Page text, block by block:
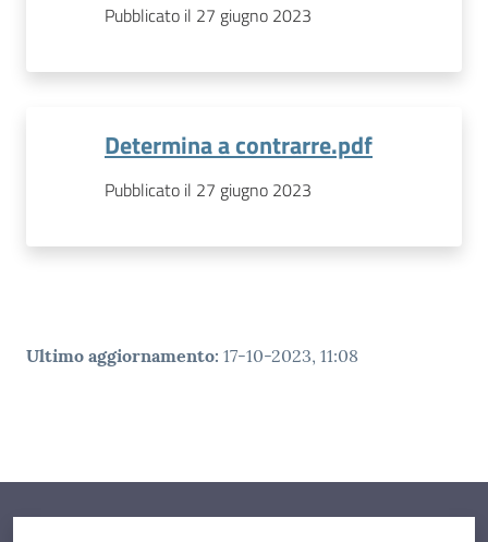
Pubblicato il 27 giugno 2023
Determina a contrarre.pdf
Pubblicato il 27 giugno 2023
Ultimo aggiornamento: 17-10-2023, 11:08